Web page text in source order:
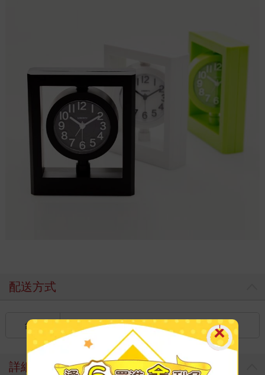
配送方式
台灣 國內宅配：本島（廠商出貨）
詳細資料